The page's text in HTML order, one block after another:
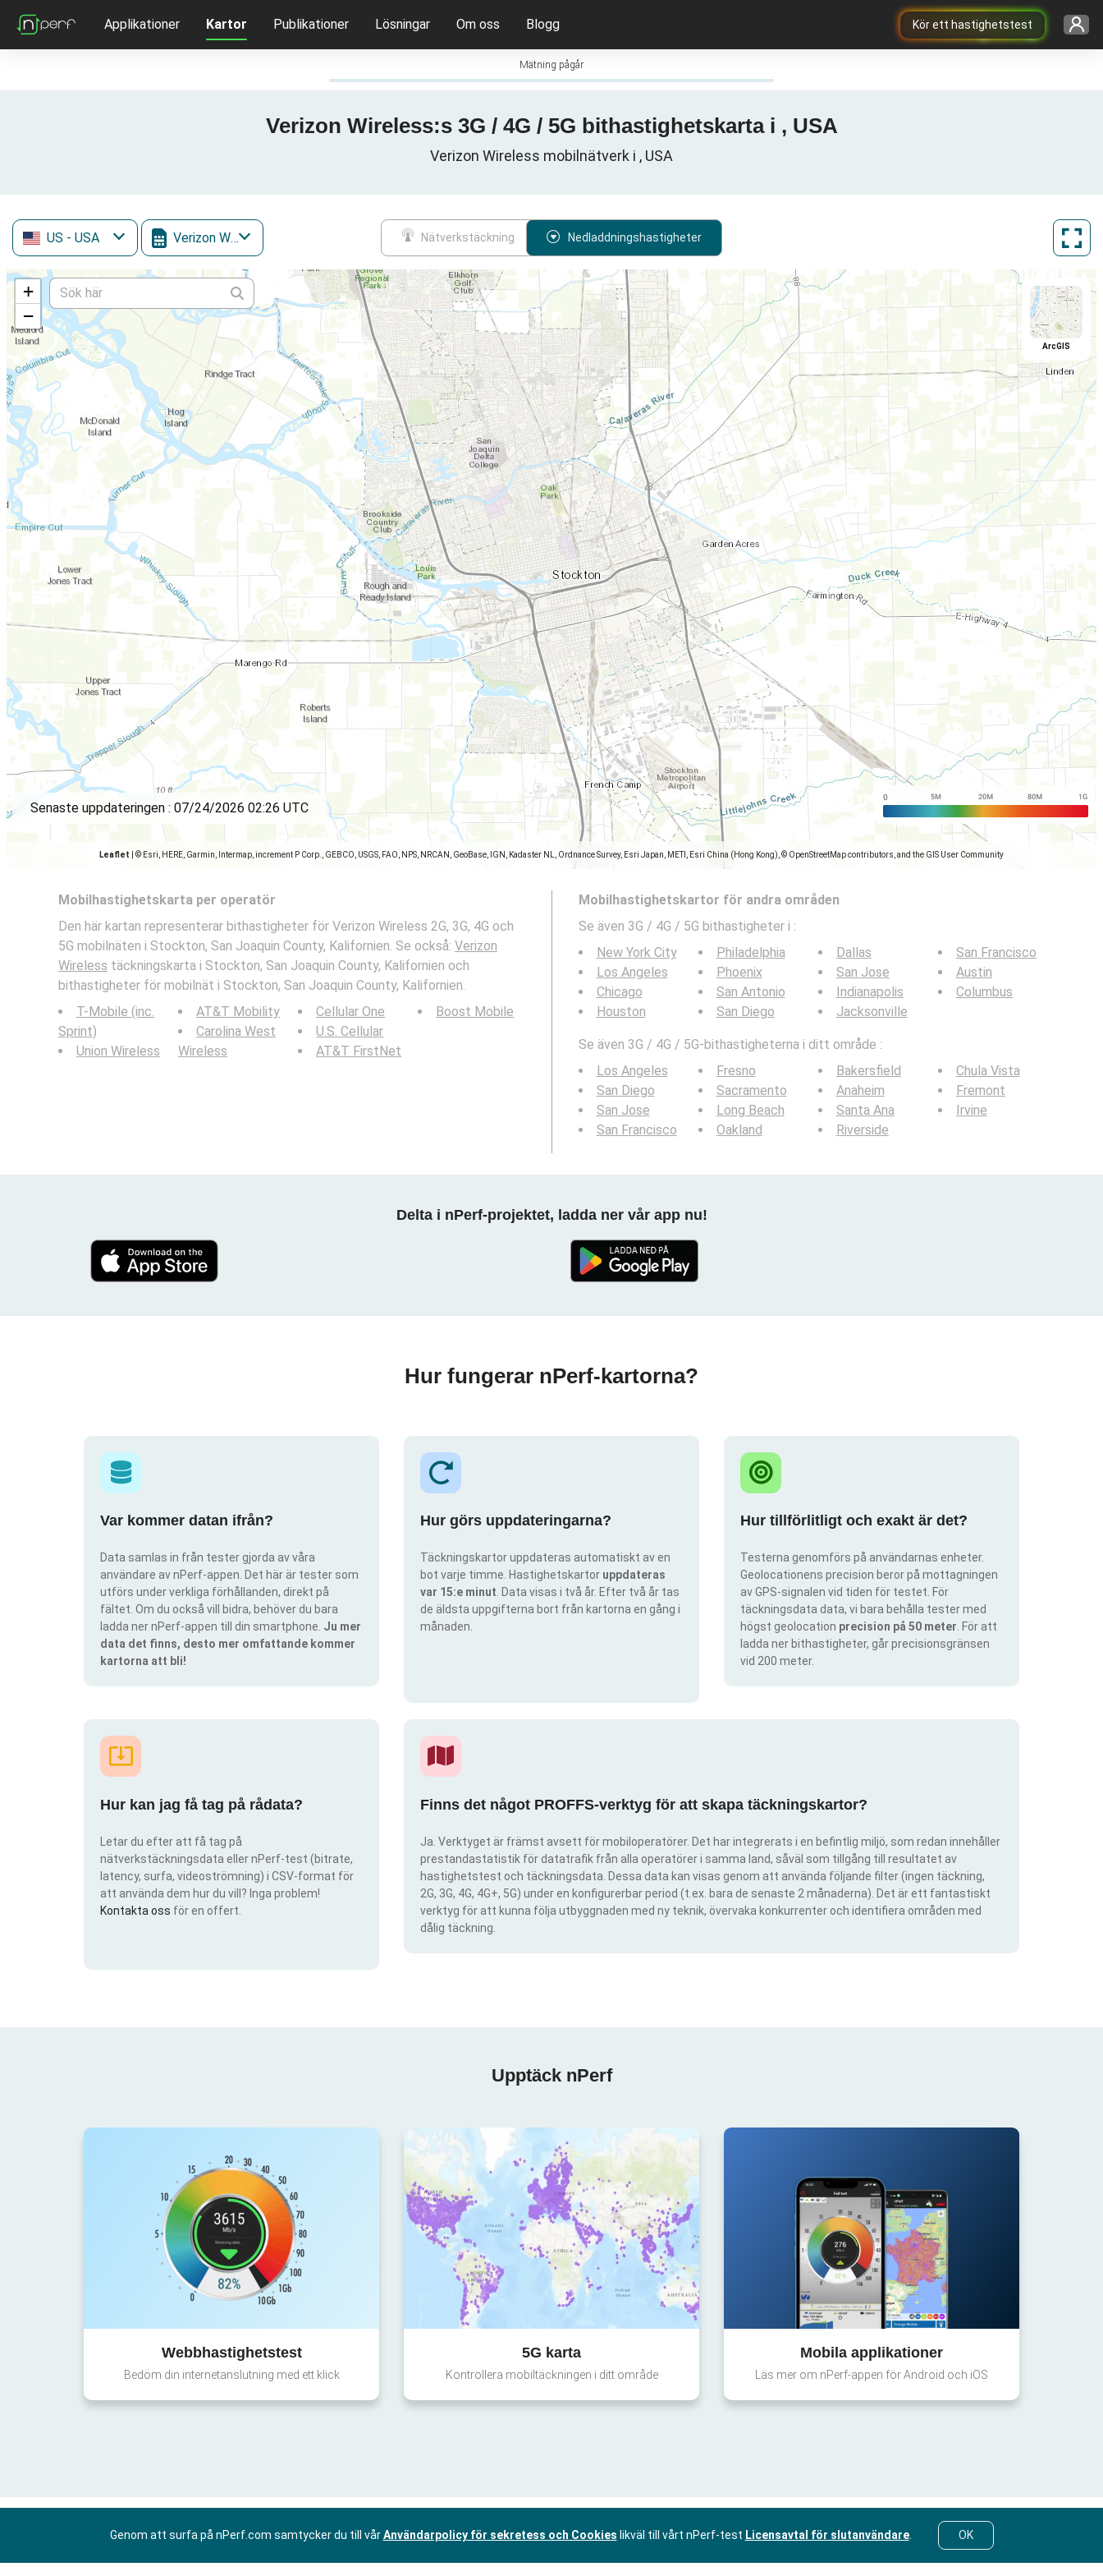
Kör ett hastighetstest
Applikationer Kartor Publikationer Lösningar Om oss Blogg
Mätning pågår
Verizon Wireless:s 3G / 4G / 5G bithastighetskarta i , USA
Verizon Wireless mobilnätverk i , USA
US - USA Verizon Wireless Nätverkstäckning Nedladdningshastigheter
+
−
Leaflet © Esri, HERE, Garmin, Intermap, increment P Corp., GEBCO, USGS, FAO, NPS, NRCAN, GeoBase, IGN, Kadaster NL, Ordnance Survey, Esri Japan, METI, Esri China (Hong Kong), © OpenStreetMap contributors, and the GIS User Community
ArcGIS
Senaste uppdateringen : 07/24/2026 02:26 UTC
Mobilhastighetskarta per operatör
Den här kartan representerar bithastigheter för Verizon Wireless 2G, 3G, 4G och
5G mobilnäten i Stockton, San Joaquin County, Kalifornien. Se också: Verizon
Wireless täckningskarta i Stockton, San Joaquin County, Kalifornien och
bithastigheter för mobilnät i Stockton, San Joaquin County, Kalifornien.
T-Mobile (inc.
Sprint)
Union Wireless
AT&T Mobility
Carolina West
Wireless
Cellular One
U.S. Cellular
AT&T FirstNet
Boost Mobile
Mobilhastighetskartor för andra områden
Se även 3G / 4G / 5G bithastigheter i :
New York City
Los Angeles
Chicago
Houston
Philadelphia
Phoenix
San Antonio
San Diego
Dallas
San Jose
Indianapolis
Jacksonville
San Francisco
Austin
Columbus
Se även 3G / 4G / 5G-bithastigheterna i ditt område :
Los Angeles
San Diego
San Jose
San Francisco
Fresno
Sacramento
Long Beach
Oakland
Bakersfield
Anaheim
Santa Ana
Riverside
Chula Vista
Fremont
Irvine
Delta i nPerf-projektet, ladda ner vår app nu!
Hur fungerar nPerf-kartorna?
Var kommer datan ifrån?
Data samlas in från tester gjorda av våra
användare av nPerf-appen. Det här är tester som
utförs under verkliga förhållanden, direkt på
fältet. Om du också vill bidra, behöver du bara
ladda ner nPerf-appen till din smartphone. Ju mer
data det finns, desto mer omfattande kommer
kartorna att bli!
Hur görs uppdateringarna?
Täckningskartor uppdateras automatiskt av en
bot varje timme. Hastighetskartor uppdateras
var 15:e minut . Data visas i två år. Efter två år tas
de äldsta uppgifterna bort från kartorna en gång i
månaden.
Hur tillförlitligt och exakt är det?
Testerna genomförs på användarnas enheter.
Geolocationens precision beror på mottagningen
av GPS-signalen vid tiden för testet. För
täckningsdata data, vi bara behålla tester med
högst geolocation precision på 50 meter . För att
ladda ner bithastigheter, går precisionsgränsen
vid 200 meter.
Hur kan jag få tag på rådata?
Letar du efter att få tag på
nätverkstäckningsdata eller nPerf-test (bitrate,
latency, surfa, videoströmning) i CSV-format för
att använda dem hur du vill? Inga problem!
Kontakta oss för en offert.
Finns det något PROFFS-verktyg för att skapa täckningskartor?
Ja. Verktyget är främst avsett för mobiloperatörer. Det har integrerats i en befintlig miljö, som redan innehåller
prestandastatistik för datatrafik från alla operatörer i samma land, såväl som tillgång till resultatet av
hastighetstest och täckningsdata. Dessa data kan visas genom att använda följande filter (ingen täckning,
2G, 3G, 4G, 4G+, 5G) under en konfigurerbar period (t.ex. bara de senaste 2 månaderna). Det är ett fantastiskt
verktyg för att kunna följa utbyggnaden med ny teknik, övervaka konkurrenter och identifiera områden med
dålig täckning.
Upptäck nPerf
Webbhastighetstest
Bedöm din internetanslutning med ett klick
5G karta
Kontrollera mobiltäckningen i ditt område
Mobila applikationer
Läs mer om nPerf-appen för Android och iOS
Genom att surfa på nPerf.com samtycker du till vårAnvändarpolicy för sekretess och Cookies likväl till vårt nPerf-test Licensavtal för slutanvändare. OK